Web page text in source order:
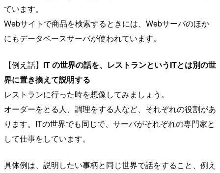
ています。
Webサイトで商品を検索するときには、Webサーバのほか
にもデータベースサーバが使われています。
【例え話】 IT の世界の話を、レストランというITとは別の世
界に置き換えて説明する
レストランに行った時を想像してみましょう。
オーダーをとる人、調理をする人など、それぞれの役割があ
ります。ITの世界でも同じで、サーバがそれぞれの専門家と
して仕事をしています。
具体例は、説明したい事柄と同じ世界で話をすること、例え